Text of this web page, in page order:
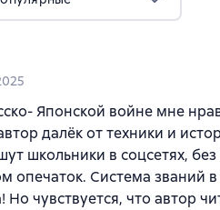
Японской войне мне
далёк от техники и
школьники в соцсетях,
опечаток. Система званий
Но чувствуется, что автор